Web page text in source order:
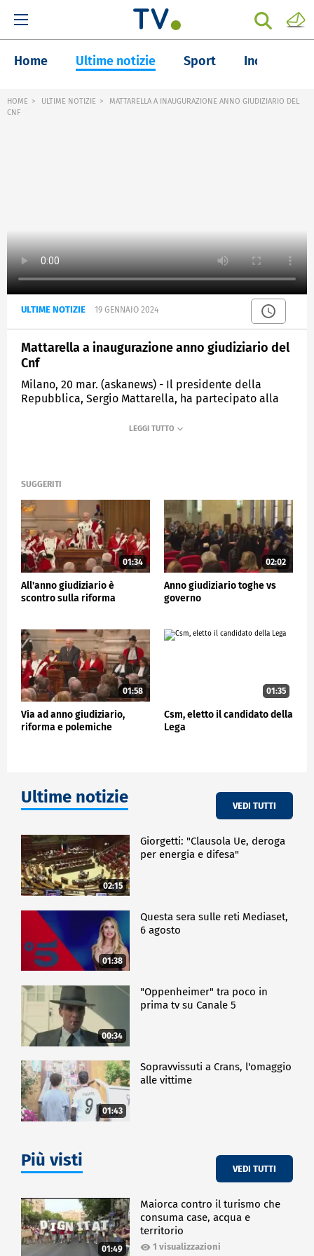
Home Ultime notizie Sport Inchieste
HOME ULTIME NOTIZIE
MATTARELLA A INAUGURAZIONE ANNO GIUDIZIARIO DEL
CNF
ULTIME NOTIZIE 19 GENNAIO 2024
Mattarella a inaugurazione anno giudiziario del
Cnf
Milano, 20 mar. (askanews) - Il presidente della
Repubblica, Sergio Mattarella, ha partecipato alla
Consiglio Nazionale Forense a Roma. Sono
della Magistratura.
POLITICA
SUGGERITI
01:34
All'anno giudiziario è
scontro sulla riforma
02:02
Anno giudiziario toghe vs
governo
01:58
Via ad anno giudiziario,
riforma e polemiche
01:35
Csm, eletto il candidato della
Lega
Ultime notizie VEDI TUTTI
02:15
Giorgetti: "Clausola Ue, deroga
per energia e difesa"
01:38
Questa sera sulle reti Mediaset,
6 agosto
00:34
"Oppenheimer" tra poco in
prima tv su Canale 5
01:43
Sopravvissuti a Crans, l'omaggio
alle vittime
Più visti VEDI TUTTI
01:49
Maiorca contro il turismo che
consuma case, acqua e
territorio
1 visualizzazioni